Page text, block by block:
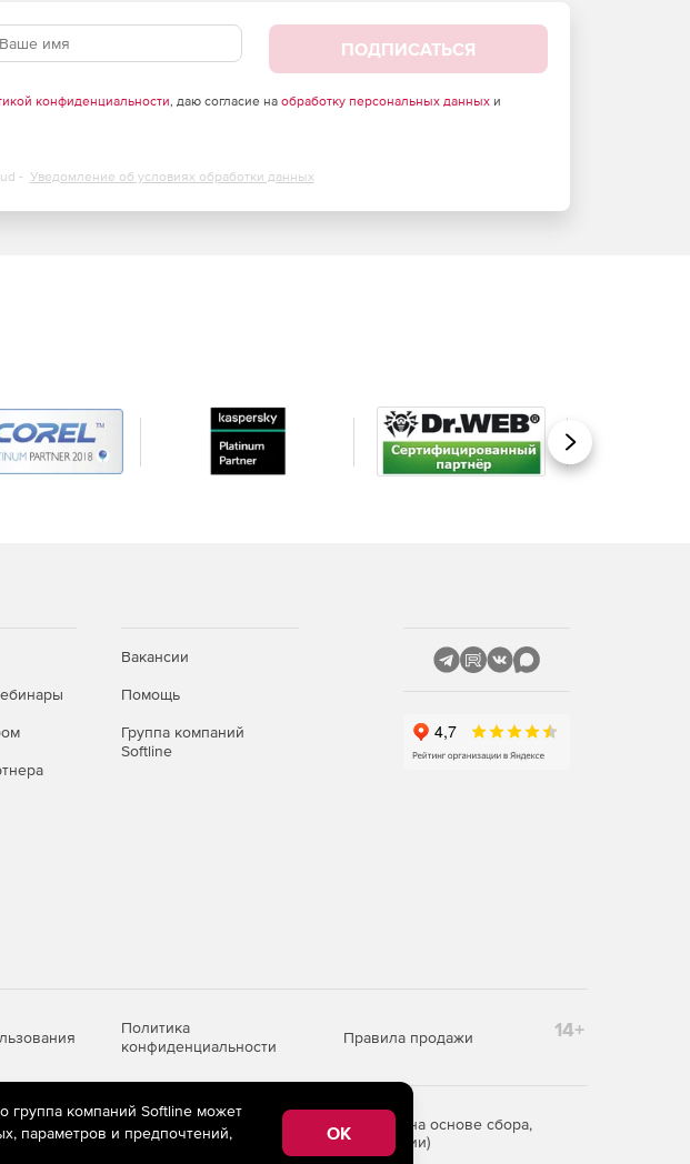
ПОДПИСАТЬСЯ
конфиденциальности, даю согласие на обработку персональных данныхи
- Уведомление об условиях обработки данных
Вперед
Вакансии
Помощь
Группа компаний
Softline
Политика
конфиденциальности
Правила продажи 14+
технологии предоставления информации на основе сбора,
находящихся на территории Российской Федерации)
группа компаний Softline может
параметров и предпочтений,
OK